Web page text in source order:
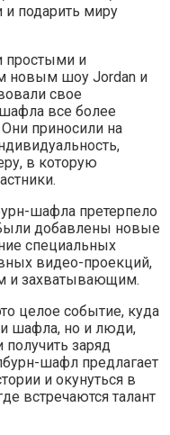
и подарить миру
простыми и
новым шоу Jordan и
свое
все более
приносили на
в которую
шафла претерпело
добавлены новые
специальных
видео-проекций,
и захватывающим.
целое событие, куда
шафла, но и люди,
получить заряд
шафл предлагает
и окунуться в
встречаются талант